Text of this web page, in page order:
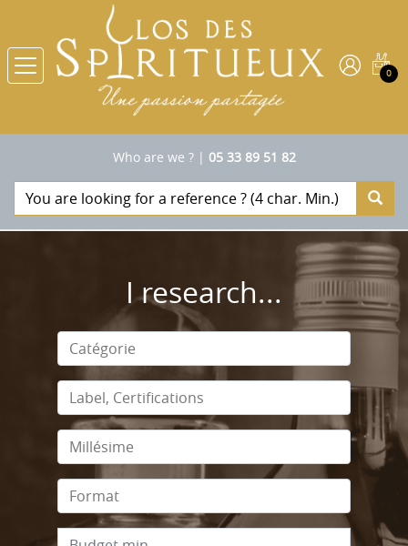
0
Who are we ?| 05 33 89 51 82
I research...